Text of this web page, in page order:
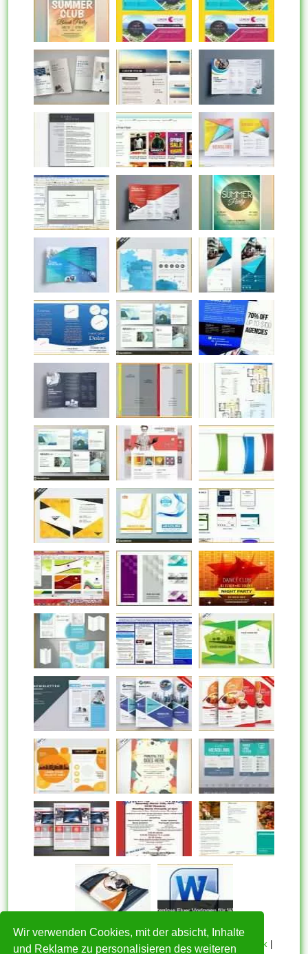
Wir verwenden Cookies, mit der absicht, Inhalte
und Reklame zu personalisieren des weiteren
HOME Datenschutzerklärung |Cookie Politik